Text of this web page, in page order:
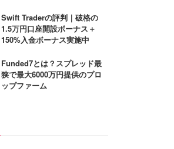
Swift Traderの評判｜破格の
1.5万円口座開設ボーナス＋
150%入金ボーナス実施中
Funded7とは？スプレッド最
狭で最大6000万円提供のプロ
ップファーム